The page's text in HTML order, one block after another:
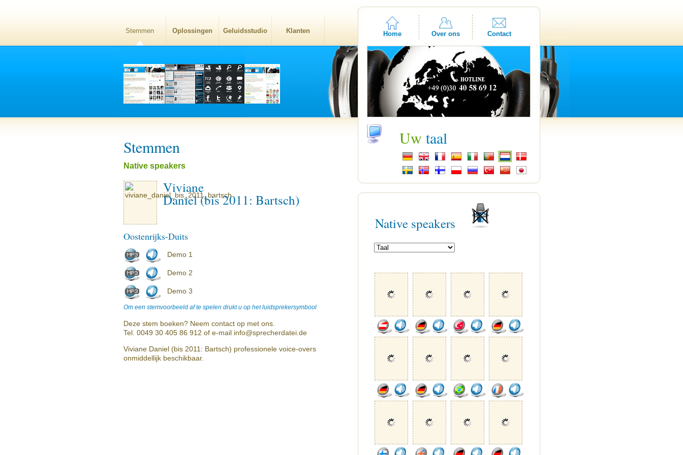
Stemmen Oplossingen Geluidsstudio Klanten Home Over ons Contact
Stemmen
Native speakers
Viviane
Daniel (bis 2011: Bartsch)
Oostenrijks-Duits
Demo 1
Demo 2
Demo 3
Om een stemvoorbeeld af te spelen drukt u op het luidsprekersymbool
Deze stem boeken? Neem contact op met ons.
Tel. 0049 30 405 86 912 of e-mail info@sprecherdatei.de
Viviane Daniel (bis 2011: Bartsch) professionele voice-overs
onmiddellijk beschikbaar.
Uw taal
Native speakers